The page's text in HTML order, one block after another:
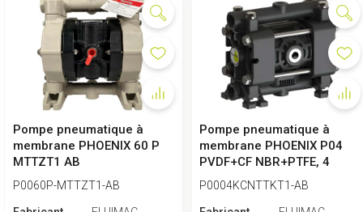
Pompe pneumatique à
membrane PHOENIX 60 P
MTTZT1 AB
P0060P-MTTZT1-AB
Pompe pneumatique à
membrane PHOENIX P04
PVDF+CF NBR+PTFE, 4
l/min
P0004KCNTTKT1-AB